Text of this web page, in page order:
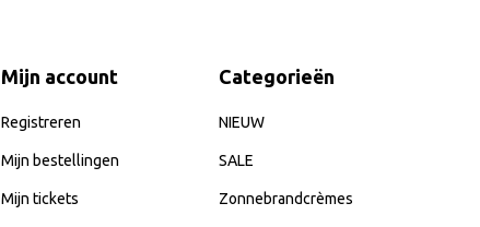
Mijn account
Registreren
Mijn bestellingen
Mijn tickets
Categorieën
NIEUW
SALE
Zonnebrandcrèmes